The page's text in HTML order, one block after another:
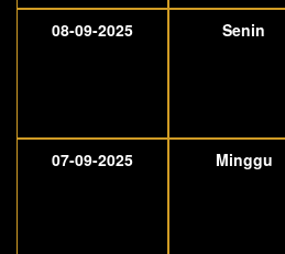
08-09-2025
Senin
07-09-2025
Minggu